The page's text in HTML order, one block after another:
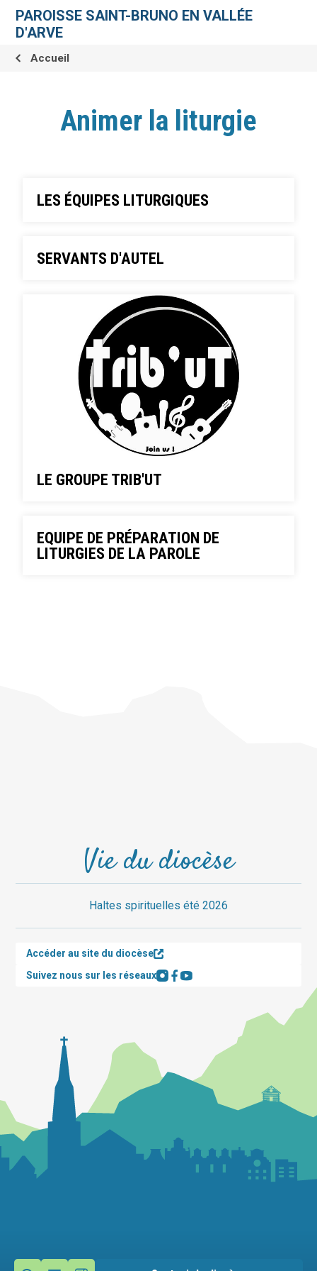
contenu.
navigation
personnelsPAROISSE SAINT-BRUNO EN VALLÉE
D'ARVE
Accueil
Animer la liturgie
LES ÉQUIPES LITURGIQUES
SERVANTS D'AUTEL
LE GROUPE TRIB'UT
EQUIPE DE PRÉPARATION DE
LITURGIES DE LA PAROLE
Vie du diocèse
Haltes spirituelles été 2026
Accéder au site du diocèse
Suivez nous sur les réseaux